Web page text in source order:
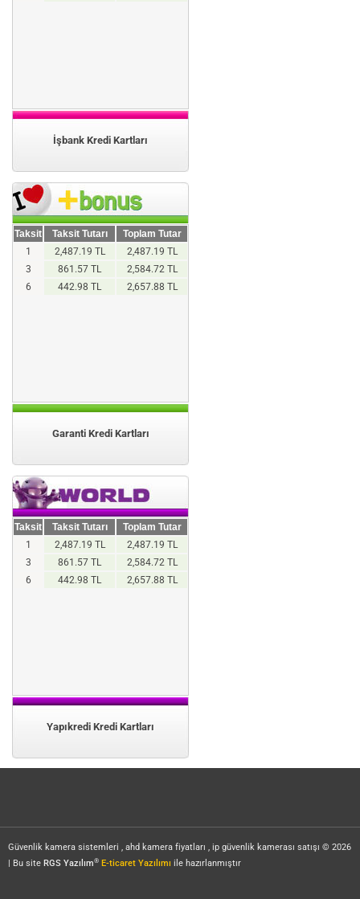
İşbank Kredi Kartları
Taksit Taksit Tutarı
Toplam Tutar
1
2,487.19 TL
2,487.19 TL
3
861.57 TL
2,584.72 TL
6
442.98 TL 2,657.88 TL
Garanti Kredi Kartları
Taksit Taksit Tutarı
Toplam Tutar
1
2,487.19 TL
2,487.19 TL
3
861.57 TL
2,584.72 TL
6
442.98 TL 2,657.88 TL
Yapıkredi Kredi Kartları
Güvenlik kamera sistemleri , ahd kamera fiyatları , ip güvenlik kamerası satışı © 2026
| Bu site RGS Yazılım® E-ticaret Yazılımı ile hazırlanmıştır